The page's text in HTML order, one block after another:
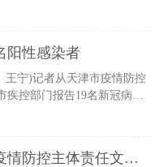
阳性感染者
宁)记者从天津市疫情防控
疾控部门报告19名新冠病毒
北京通报第三批未按要求履行疫情防控主体责任文旅企业 涉5家酒店